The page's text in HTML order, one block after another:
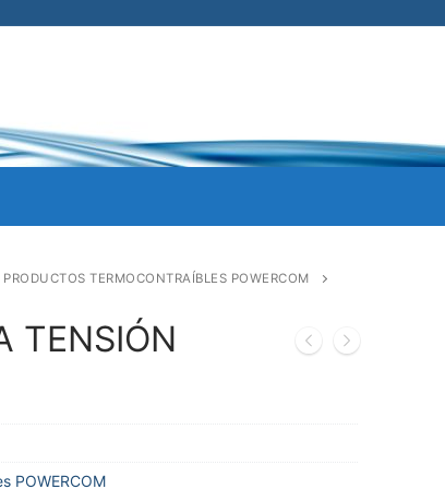
PRODUCTOS TERMOCONTRAÍBLES POWERCOM
TENSIÓN
POWERCOM